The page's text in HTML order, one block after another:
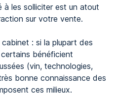
à les solliciter est un atout
sur votre vente.
cabinet : si la plupart des
bénéficient
(vin, technologies,
bonne connaissance des
ces milieux.